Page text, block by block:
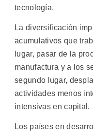
tecnología.
La diversificación
acumulativos que
lugar, pasar de la
manufactura y a los
segundo lugar,
actividades menos
intensivas en capital.
Los países en